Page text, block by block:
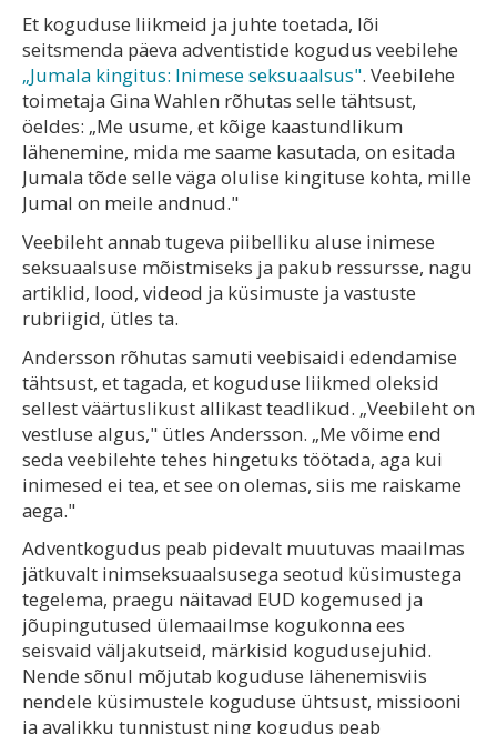
Et koguduse liikmeid ja juhte toetada, lõi
seitsmenda päeva adventistide kogudus veebilehe
„Jumala kingitus: Inimese seksuaalsus". Veebilehe
toimetaja Gina Wahlen rõhutas selle tähtsust,
öeldes: „Me usume, et kõige kaastundlikum
lähenemine, mida me saame kasutada, on esitada
Jumala tõde selle väga olulise kingituse kohta, mille
Jumal on meile andnud."
Veebileht annab tugeva piibelliku aluse inimese
seksuaalsuse mõistmiseks ja pakub ressursse, nagu
artiklid, lood, videod ja küsimuste ja vastuste
rubriigid, ütles ta.
Andersson rõhutas samuti veebisaidi edendamise
tähtsust, et tagada, et koguduse liikmed oleksid
sellest väärtuslikust allikast teadlikud. „Veebileht on
vestluse algus," ütles Andersson. „Me võime end
seda veebilehte tehes hingetuks töötada, aga kui
inimesed ei tea, et see on olemas, siis me raiskame
aega."
Adventkogudus peab pidevalt muutuvas maailmas
jätkuvalt inimseksuaalsusega seotud küsimustega
tegelema, praegu näitavad EUD kogemused ja
jõupingutused ülemaailmse kogukonna ees
seisvaid väljakutseid, märkisid kogudusejuhid.
Nende sõnul mõjutab koguduse lähenemisviis
nendele küsimustele koguduse ühtsust, missiooni
ja avalikku tunnistust ning kogudus peab